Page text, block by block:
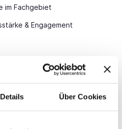
Details Über Cookies
im Fachgebiet
& Engagement
Frau Lena Schwarz
bewerben!Düsseldorf
Jetzt bewerben!
Ort dient lediglich der